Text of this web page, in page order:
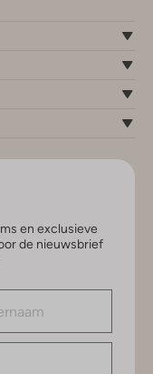
en exclusieve
de nieuwsbrief